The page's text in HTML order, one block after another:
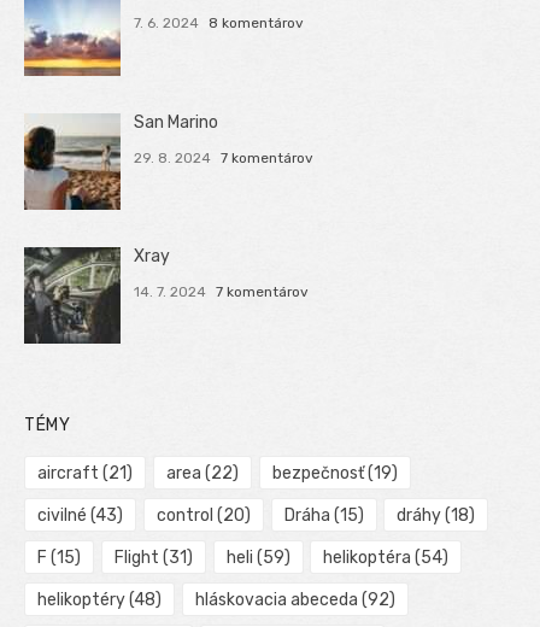
7. 6. 2024 8 komentárov
San Marino
29. 8. 2024 7 komentárov
Xray
14. 7. 2024 7 komentárov
TÉMY
aircraft (21) area (22) bezpečnosť(19)
civilné (43) control (20) Dráha (15) dráhy(18)
F (15) Flight (31) heli (59) helikoptéra (54)
helikoptéry(48) hláskovacia abeceda (92)